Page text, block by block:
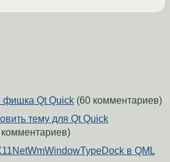
фишка Qt Quick (60 комментариев)
тему для Qt Quick
комментариев)
в QML